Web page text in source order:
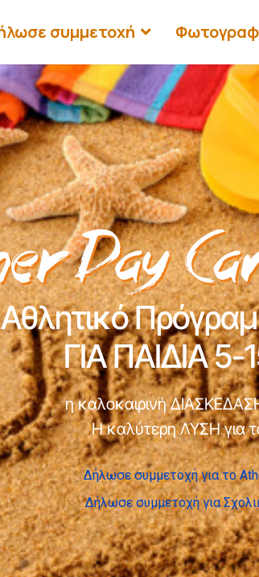
συμμετοχή
ΓΙΑ ΠΑΙΔΙΑ
η καλοκαιρινή
Η καλύτερη ΛΥΣΗ για
Δήλωσε συμμετοχή για το
Δήλωσε συμμετοχή για